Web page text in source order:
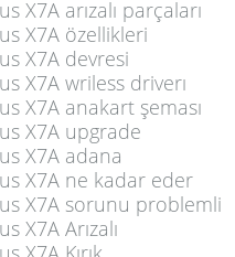
X7A arızalı parçaları
X7A özellikleri
X7A devresi
X7A wriless driverı
X7A anakart şeması
X7A upgrade
X7A adana
X7A ne kadar eder
X7A sorunu problemli
X7A Arızalı